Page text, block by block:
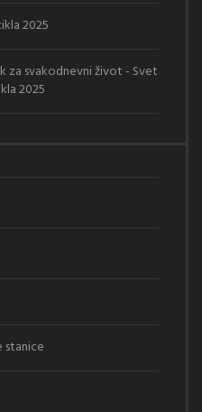
2025
za svakodnevni život - Svet
2025
stanice